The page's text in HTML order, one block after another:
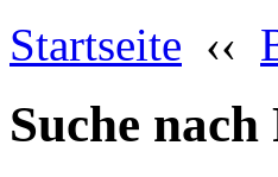
Startseite ‹‹
Suche